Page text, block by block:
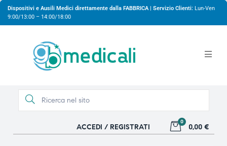
Dispositivi e Ausili Medici direttamente dalla FABBRICA | Servizio Clienti: Lun-Ven
9:00/13:00 – 14:00/18:00
ACCEDI / REGISTRATI
0
0,00 €